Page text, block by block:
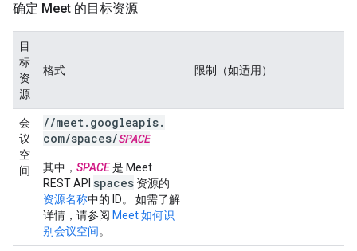
确定 Meet 的目标资源
目
标
资
源
格式 限制（如适用）
会
议
空
间
//meet. googleapis.
com/spaces/SPACE
其中， SPACE是 Meet
REST API spaces 资源的
资源名称中的 ID。 如需了解
详情，请参阅 Meet 如何识
别会议空间。